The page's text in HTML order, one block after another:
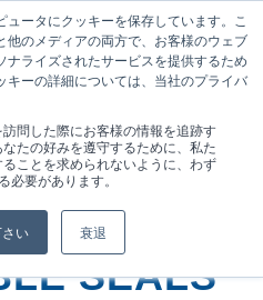
ータにクッキーを保存しています。こ
のメディアの両方で、お客様のウェブ
ライズされたサービスを提供するため
キーの詳細については、当社のプライバ
問した際にお客様の情報を追跡す
たの好みを遵守するために、私た
ことを求められないように、わず
必要があります。
い 衰退
インフレータブルシール、ニ
SEALS